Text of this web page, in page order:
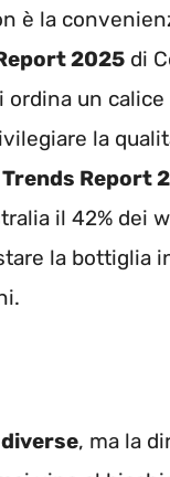
è la
2025 di
un calice
la
Report
il 42% dei
la bottiglia
, ma la